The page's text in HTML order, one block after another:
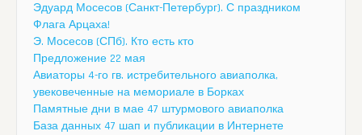
Эдуард Мосесов (Санкт-Петербург). С праздником
Флага Арцаха!
Э. Мосесов (СПб). Кто есть кто
Предложение 22 мая
Авиаторы 4-го гв. истребительного авиаполка,
увековеченные на мемориале в Борках
Памятные дни в мае 47 штурмового авиаполка
База данных 47 шап и публикации в Интернете